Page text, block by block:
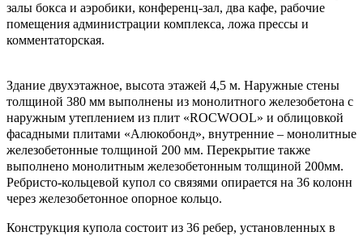
залы бокса и аэробики, конференц-зал, два кафе, рабочие
помещения администрации комплекса, ложа прессы и
комментаторская.
Здание двухэтажное, высота этажей 4,5 м. Наружные стены
толщиной 380 мм выполнены из монолитного железобетона с
наружным утеплением из плит «ROCWOOL» и облицовкой
фасадными плитами «Алюкобонд», внутренние – монолитные
железобетонные толщиной 200 мм. Перекрытие также
выполнено монолитным железобетонным толщиной 200мм.
Ребристо-кольцевой купол со связями опирается на 36 колонн
через железобетонное опорное кольцо.
Конструкция купола состоит из 36 ребер, установленных в